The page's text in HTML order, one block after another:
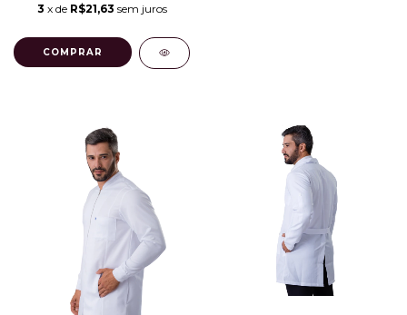
3 x de R$21,63 sem juros
COMPRAR